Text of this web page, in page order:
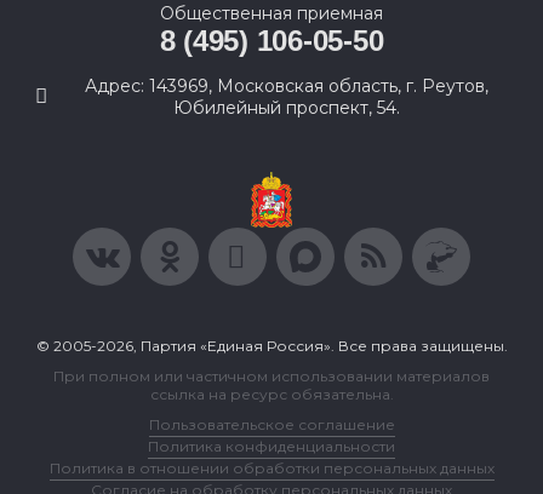
Общественная приемная
8 (495) 106-05-50
Адрес: 143969, Московская область, г. Реутов,
Юбилейный проспект, 54.
© 2005-2026, Партия «Единая Россия». Все права защищены.
При полном или частичном использовании материалов
ссылка на ресурс обязательна.
Пользовательское соглашение
Политика конфиденциальности
Политика в отношении обработки персональных данных
Согласие на обработку персональных данных